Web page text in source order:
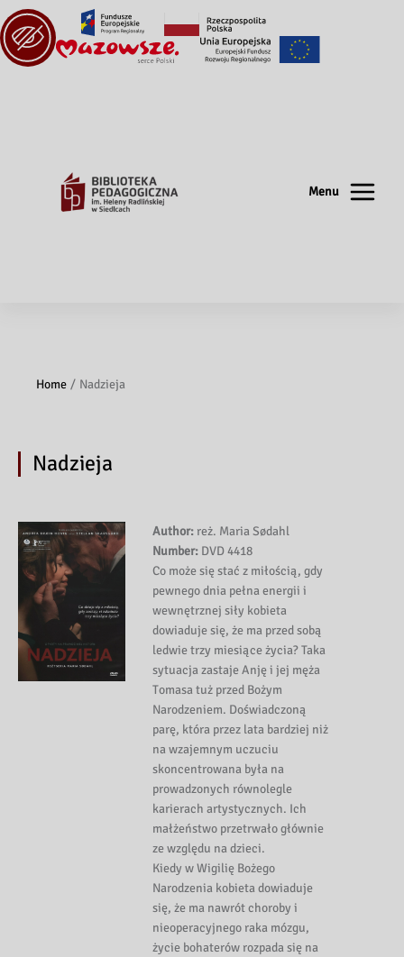
Menu
Home Nadzieja
Nadzieja
Author: reż. Maria Sødahl
Number: DVD 4418
Co może się stać z miłością, gdy
pewnego dnia pełna energii i
wewnętrznej siły kobieta
dowiaduje się, że ma przed sobą
ledwie trzy miesiące życia? Taka
sytuacja zastaje Anję i jej męża
Tomasa tuż przed Bożym
Narodzeniem. Doświadczoną
parę, która przez lata bardziej niż
na wzajemnym uczuciu
skoncentrowana była na
prowadzonych równolegle
karierach artystycznych. Ich
małżeństwo przetrwało głównie
ze względu na dzieci.
Kiedy w Wigilię Bożego
Narodzenia kobieta dowiaduje
się, że ma nawrót choroby i
nieoperacyjnego raka mózgu,
życie bohaterów rozpada się na